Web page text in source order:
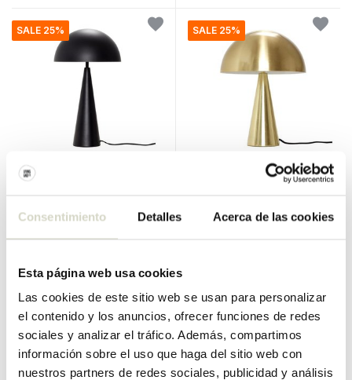
Consentimiento Detalles Acerca de las cookies
Esta página web usa cookies
Las cookies de este sitio web se usan para personalizar
el contenido y los anuncios, ofrecer funciones de redes
sociales y analizar el tráfico. Además, compartimos
información sobre el uso que haga del sitio web con
nuestros partners de redes sociales, publicidad y análisis
SALE 25%
Hubsch
• En stock
SALE 25%
SALE 25% SALE 25%